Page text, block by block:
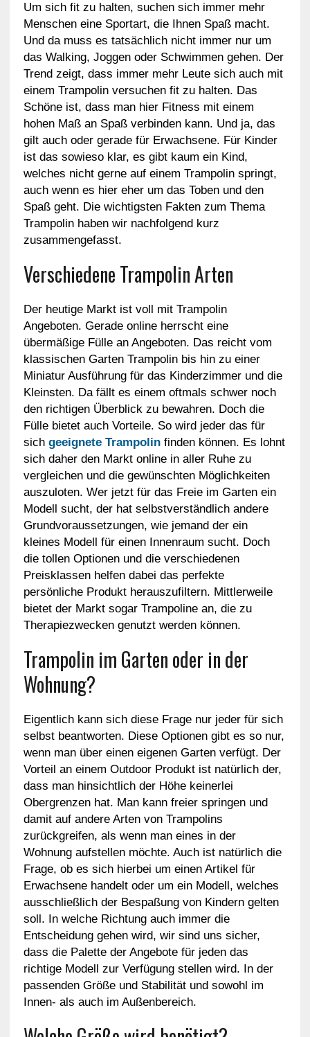
Um sich fit zu halten, suchen sich immer mehr
Menschen eine Sportart, die Ihnen Spaß macht.
Und da muss es tatsächlich nicht immer nur um
das Walking, Joggen oder Schwimmen gehen. Der
Trend zeigt, dass immer mehr Leute sich auch mit
einem Trampolin versuchen fit zu halten. Das
Schöne ist, dass man hier Fitness mit einem
hohen Maß an Spaß verbinden kann. Und ja, das
gilt auch oder gerade für Erwachsene. Für Kinder
ist das sowieso klar, es gibt kaum ein Kind,
welches nicht gerne auf einem Trampolin springt,
auch wenn es hier eher um das Toben und den
Spaß geht. Die wichtigsten Fakten zum Thema
Trampolin haben wir nachfolgend kurz
zusammengefasst.
Verschiedene Trampolin Arten
Der heutige Markt ist voll mit Trampolin
Angeboten. Gerade online herrscht eine
übermäßige Fülle an Angeboten. Das reicht vom
klassischen Garten Trampolin bis hin zu einer
Miniatur Ausführung für das Kinderzimmer und die
Kleinsten. Da fällt es einem oftmals schwer noch
den richtigen Überblick zu bewahren. Doch die
Fülle bietet auch Vorteile. So wird jeder das für
sich geeignete Trampolinfinden können. Es lohnt
sich daher den Markt online in aller Ruhe zu
vergleichen und die gewünschten Möglichkeiten
auszuloten. Wer jetzt für das Freie im Garten ein
Modell sucht, der hat selbstverständlich andere
Grundvoraussetzungen, wie jemand der ein
kleines Modell für einen Innenraum sucht. Doch
die tollen Optionen und die verschiedenen
Preisklassen helfen dabei das perfekte
persönliche Produkt herauszufiltern. Mittlerweile
bietet der Markt sogar Trampoline an, die zu
Therapiezwecken genutzt werden können.
Trampolin im Garten oder in der
Wohnung?
Eigentlich kann sich diese Frage nur jeder für sich
selbst beantworten. Diese Optionen gibt es so nur,
wenn man über einen eigenen Garten verfügt. Der
Vorteil an einem Outdoor Produkt ist natürlich der,
dass man hinsichtlich der Höhe keinerlei
Obergrenzen hat. Man kann freier springen und
damit auf andere Arten von Trampolins
zurückgreifen, als wenn man eines in der
Wohnung aufstellen möchte. Auch ist natürlich die
Frage, ob es sich hierbei um einen Artikel für
Erwachsene handelt oder um ein Modell, welches
ausschließlich der Bespaßung von Kindern gelten
soll. In welche Richtung auch immer die
Entscheidung gehen wird, wir sind uns sicher,
dass die Palette der Angebote für jeden das
richtige Modell zur Verfügung stellen wird. In der
passenden Größe und Stabilität und sowohl im
Innen- als auch im Außenbereich.